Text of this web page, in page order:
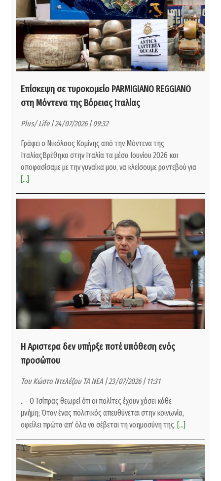
Επίσκεψη σε τυροκομείο PARMIGIANO REGGIANO
στη Μόντενα της Βόρειας Ιταλίας
Plus/ Life | 24/07/2026 | 09:32
Γράφει ο Νικόλαος Κομίνης από την Μόντενα της
ΙταλίαςΒρέθηκα στην Ιταλία τα μέσα Ιουνίου 2026 και
αποφασίσαμε με την γυναίκα μου, να κλείσουμε ραντεβού για
[...]
Η Αριστερα δεν υπήρξε ποτέ υπόθεση ενός
προσώπου
Του Κώστα Ντελέζου ΤΑ ΝΕΑ | 23/07/2026 | 11:31
.. - Ο Τσίπρας θεωρεί ότι οι πολίτες έχουν χάσει κάθε
μνήμη; Όταν ένας πολιτικός απευθύνεται στην κοινωνία,
οφείλει πρώτα απ' όλα να σέβεται τη νοημοσύνη της. [...]